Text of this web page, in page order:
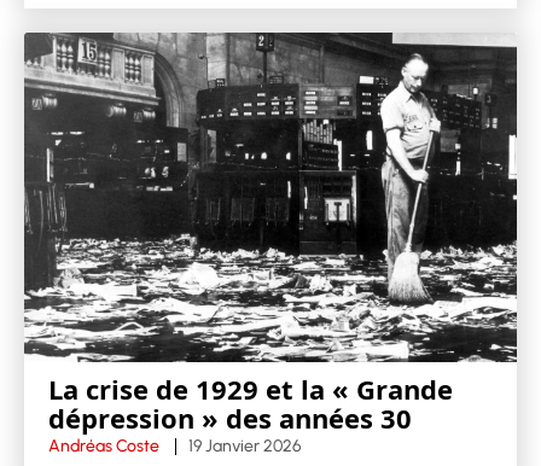
La crise de 1929 et la « Grande
dépression » des années 30
Andréas Coste 19 Janvier 2026